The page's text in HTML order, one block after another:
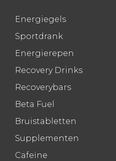
Energiegels
Sportdrank
Energierepen
Recovery Drinks
Recoverybars
Beta Fuel
Bruistabletten
Supplementen
Cafeïne